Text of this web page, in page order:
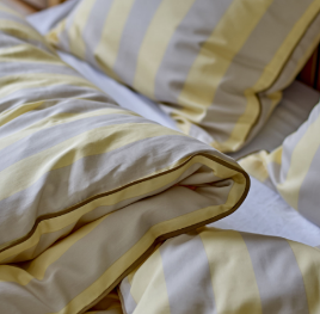
-
GRATIS FRAGT
over 499